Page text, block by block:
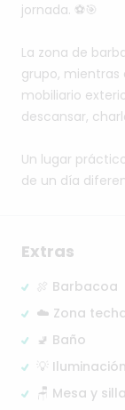
jornada. ⚽🎯
La zona de
grupo, mientras
mobiliario
descansar,
Un lugar
de un día
Extras
🍖 Barbacoa
☁️ Zona
🚽 Baño
💡
🪑 Mesa y